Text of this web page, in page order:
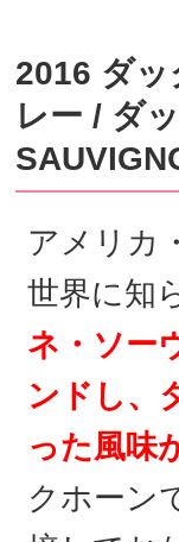
2016 ダ
レー / ダ
アメリカ
世界に知
ネ・ソー
ンドし、
った風味
クホーン